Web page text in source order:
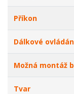
Příkon
Dálkové
Možná montáž
Tvar